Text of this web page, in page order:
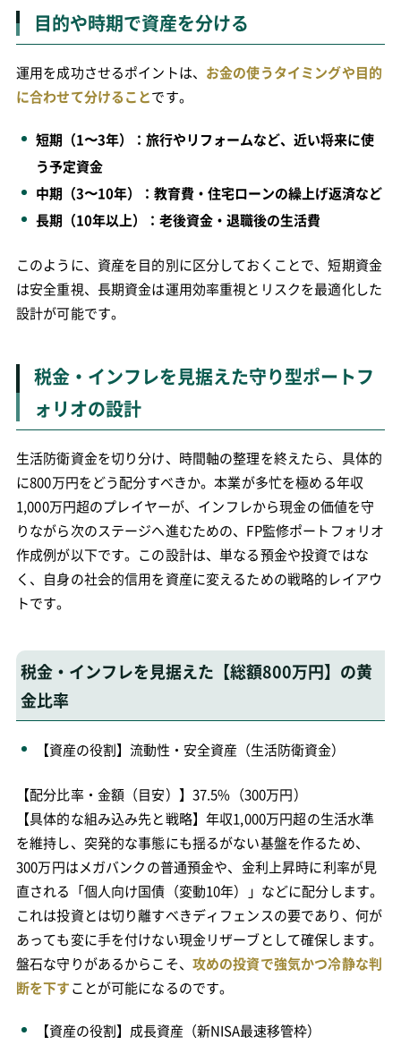
目的や時期で資産を分ける
運用を成功させるポイントは、 お金の使うタイミングや目的
に合わせて分けることです。
短期（1〜3年）：旅行やリフォームなど、近い将来に使
う予定資金
中期（3〜10年）：教育費・住宅ローンの繰上げ返済など
長期（10年以上）：老後資金・退職後の生活費
このように、資産を目的別に区分しておくことで、短期資金
は安全重視、長期資金は運用効率重視とリスクを最適化した
設計が可能です。
税金・インフレを見据えた守り型ポートフ
ォリオの設計
生活防衛資金を切り分け、時間軸の整理を終えたら、具体的
に800万円をどう配分すべきか。本業が多忙を極める年収
1,000万円超のプレイヤーが、インフレから現金の価値を守
りながら次のステージへ進むための、FP監修ポートフォリオ
作成例が以下です。この設計は、単なる預金や投資ではな
く、自身の社会的信用を資産に変えるための戦略的レイアウ
トです。
税金・インフレを見据えた【総額800万円】の黄
金比率
【資産の役割】流動性・安全資産（生活防衛資金）
【配分比率・金額（目安）】37.5%（300万円）
【具体的な組み込み先と戦略】年収1,000万円超の生活水準
を維持し、突発的な事態にも揺るがない基盤を作るため、
300万円はメガバンクの普通預金や、金利上昇時に利率が見
直される「個人向け国債（変動10年）」などに配分します。
これは投資とは切り離すべきディフェンスの要であり、何が
あっても変に手を付けない現金リザーブとして確保します。
盤石な守りがあるからこそ、 攻めの投資で強気かつ冷静な判
断を下すことが可能になるのです。
【資産の役割】成長資産（新NISA最速移管枠）